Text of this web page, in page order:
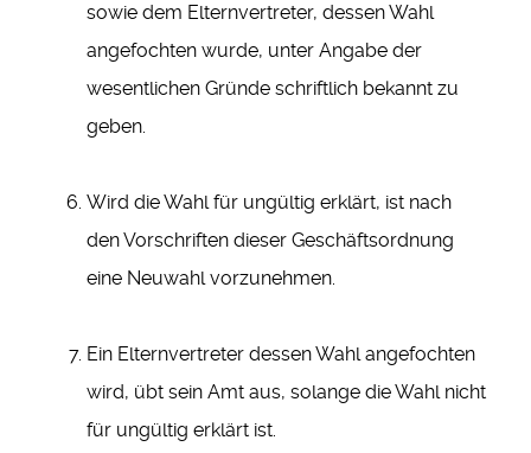
sowie dem Elternvertreter, dessen Wahl
angefochten wurde, unter Angabe der
wesentlichen Gründe schriftlich bekannt zu
geben.
Wird die Wahl für ungültig erklärt, ist nach
den Vorschriften dieser Geschäftsordnung
eine Neuwahl vorzunehmen.
Ein Elternvertreter dessen Wahl angefochten
wird, übt sein Amt aus, solange die Wahl nicht
für ungültig erklärt ist.